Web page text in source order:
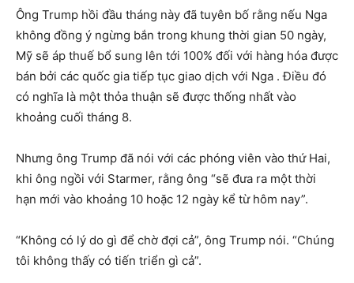
Ông Trump hồi đầu tháng này đã tuyên bố rằng nếu Nga
không đồng ý ngừng bắn trong khung thời gian 50 ngày,
Mỹ sẽ áp thuế bổ sung lên tới 100% đối với hàng hóa được
bán bởi các quốc gia tiếp tục giao dịch với Nga . Điều đó
có nghĩa là một thỏa thuận sẽ được thống nhất vào
khoảng cuối tháng 8.
Nhưng ông Trump đã nói với các phóng viên vào thứ Hai,
khi ông ngồi với Starmer, rằng ông “sẽ đưa ra một thời
hạn mới vào khoảng 10 hoặc 12 ngày kể từ hôm nay”.
“Không có lý do gì để chờ đợi cả”, ông Trump nói. “Chúng
tôi không thấy có tiến triển gì cả”.